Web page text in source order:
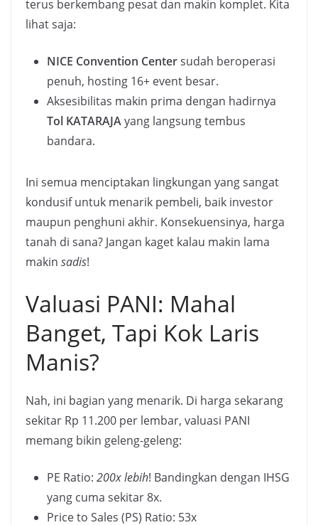
terus berkembang pesat dan makin komplet. Kita
lihat saja:
NICE Convention Centersudah beroperasi
penuh, hosting 16+ event besar.
Aksesibilitas makin prima dengan hadirnya
Tol KATARAJAyang langsung tembus
bandara.
Ini semua menciptakan lingkungan yang sangat
kondusif untuk menarik pembeli, baik investor
maupun penghuni akhir. Konsekuensinya, harga
tanah di sana? Jangan kaget kalau makin lama
makin sadis!
Valuasi PANI: Mahal
Banget, Tapi Kok Laris
Manis?
Nah, ini bagian yang menarik. Di harga sekarang
sekitar Rp 11.200 per lembar, valuasi PANI
memang bikin geleng-geleng:
PE Ratio: 200x lebih! Bandingkan dengan IHSG
yang cuma sekitar 8x.
Price to Sales (PS) Ratio: 53x